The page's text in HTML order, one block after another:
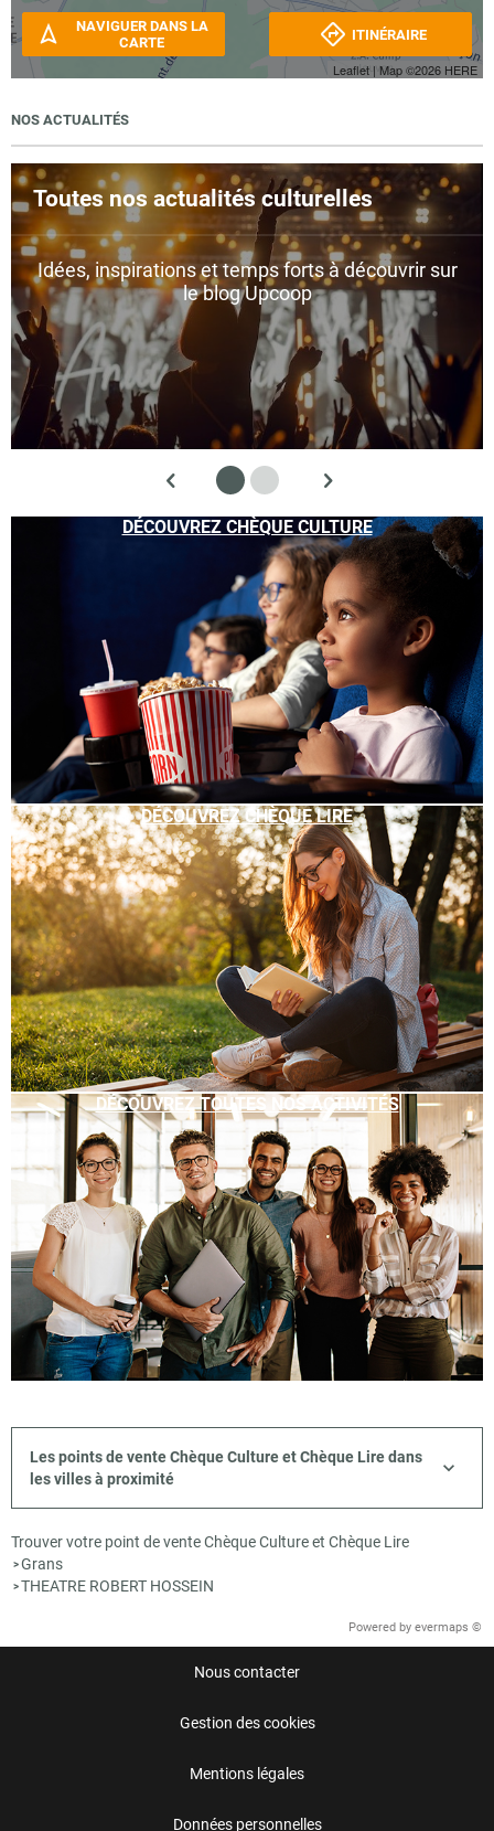
Leaflet | Map ©2026 HERE
NAVIGUER DANS LA
CARTE
ITINÉRAIRE
NOS ACTUALITÉS
Toutes nos actualités culturelles
Idées, inspirations et temps forts à découvrir sur
le blog Upcoop
DÉCOUVREZ CHÈQUE CULTURE
DÉCOUVREZ CHÈQUE LIRE
DÉCOUVREZ TOUTES NOS ACTIVITÉS
Les points de vente Chèque Culture et Chèque Lire dans
les villes à proximité
Trouver votre point de vente Chèque Culture et Chèque Lire
>Grans
>THEATRE ROBERT HOSSEIN
Powered by evermaps ©
Nous contacter
Gestion des cookies
Mentions légales
Données personnelles